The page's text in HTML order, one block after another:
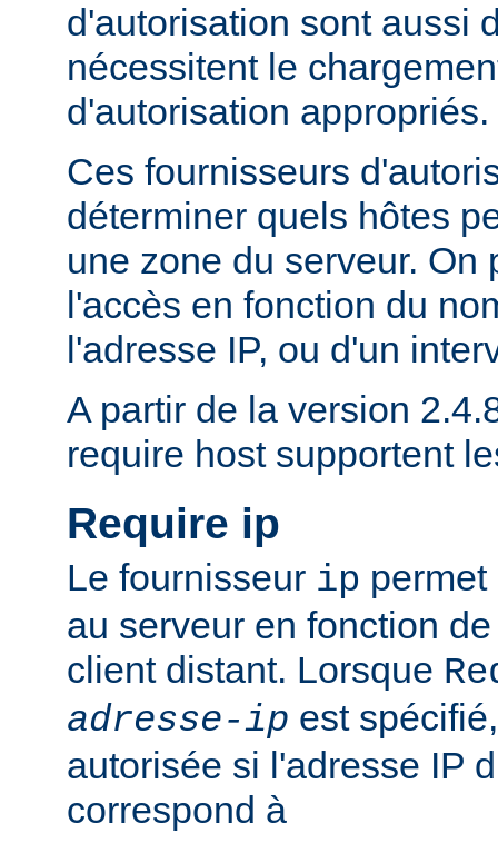
d'autorisation sont aussi
nécessitent le
d'autorisation appropriés.
Ces fournisseurs
déterminer quels hôtes
une zone du serveur. On
l'accès en fonction du
l'adresse IP, ou d'un
A partir de la version
require host supportent
Require ip
Le fournisseur ip
au serveur en fonction
client distant. Lorsque
adresse-ip est
autorisée si l'adresse IP
correspond à